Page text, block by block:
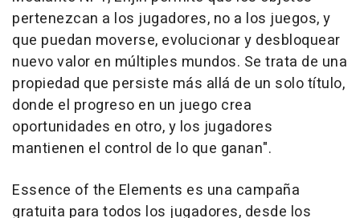
pertenezcan a los jugadores, no a los juegos, y
que puedan moverse, evolucionar y desbloquear
nuevo valor en múltiples mundos. Se trata de una
propiedad que persiste más allá de un solo título,
donde el progreso en un juego crea
oportunidades en otro, y los jugadores
mantienen el control de lo que ganan".
Essence of the Elements es una campaña
gratuita para todos los jugadores, desde los